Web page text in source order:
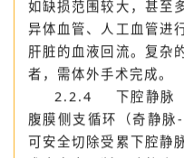
不畅，以致术后发生肝
竭。如肝静脉侧壁受累
如缺损范围较大，甚至
异体血管、人工血管进
肝脏的血液回流。复
者，需体外手术完成。
2.2.4 下腔静脉